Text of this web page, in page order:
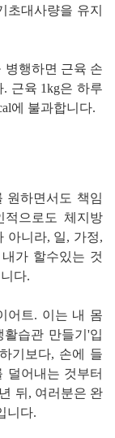
대사량을 유지
병행하면 근육 손
근육 1kg은 하루
에 불과합니다.
원하면서도 책임
으로도 체지방
아니라, 일, 가정,
가 할수있는 것
다.
어트. 이는 내 몸
습관 만들기'입
기보다, 손에 들
덜어내는 것부터
뒤, 여러분은 완
니다.